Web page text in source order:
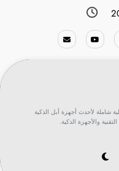
شاملة لأحدث أجهزة أبل الذكية
والأجهزة الذكية.